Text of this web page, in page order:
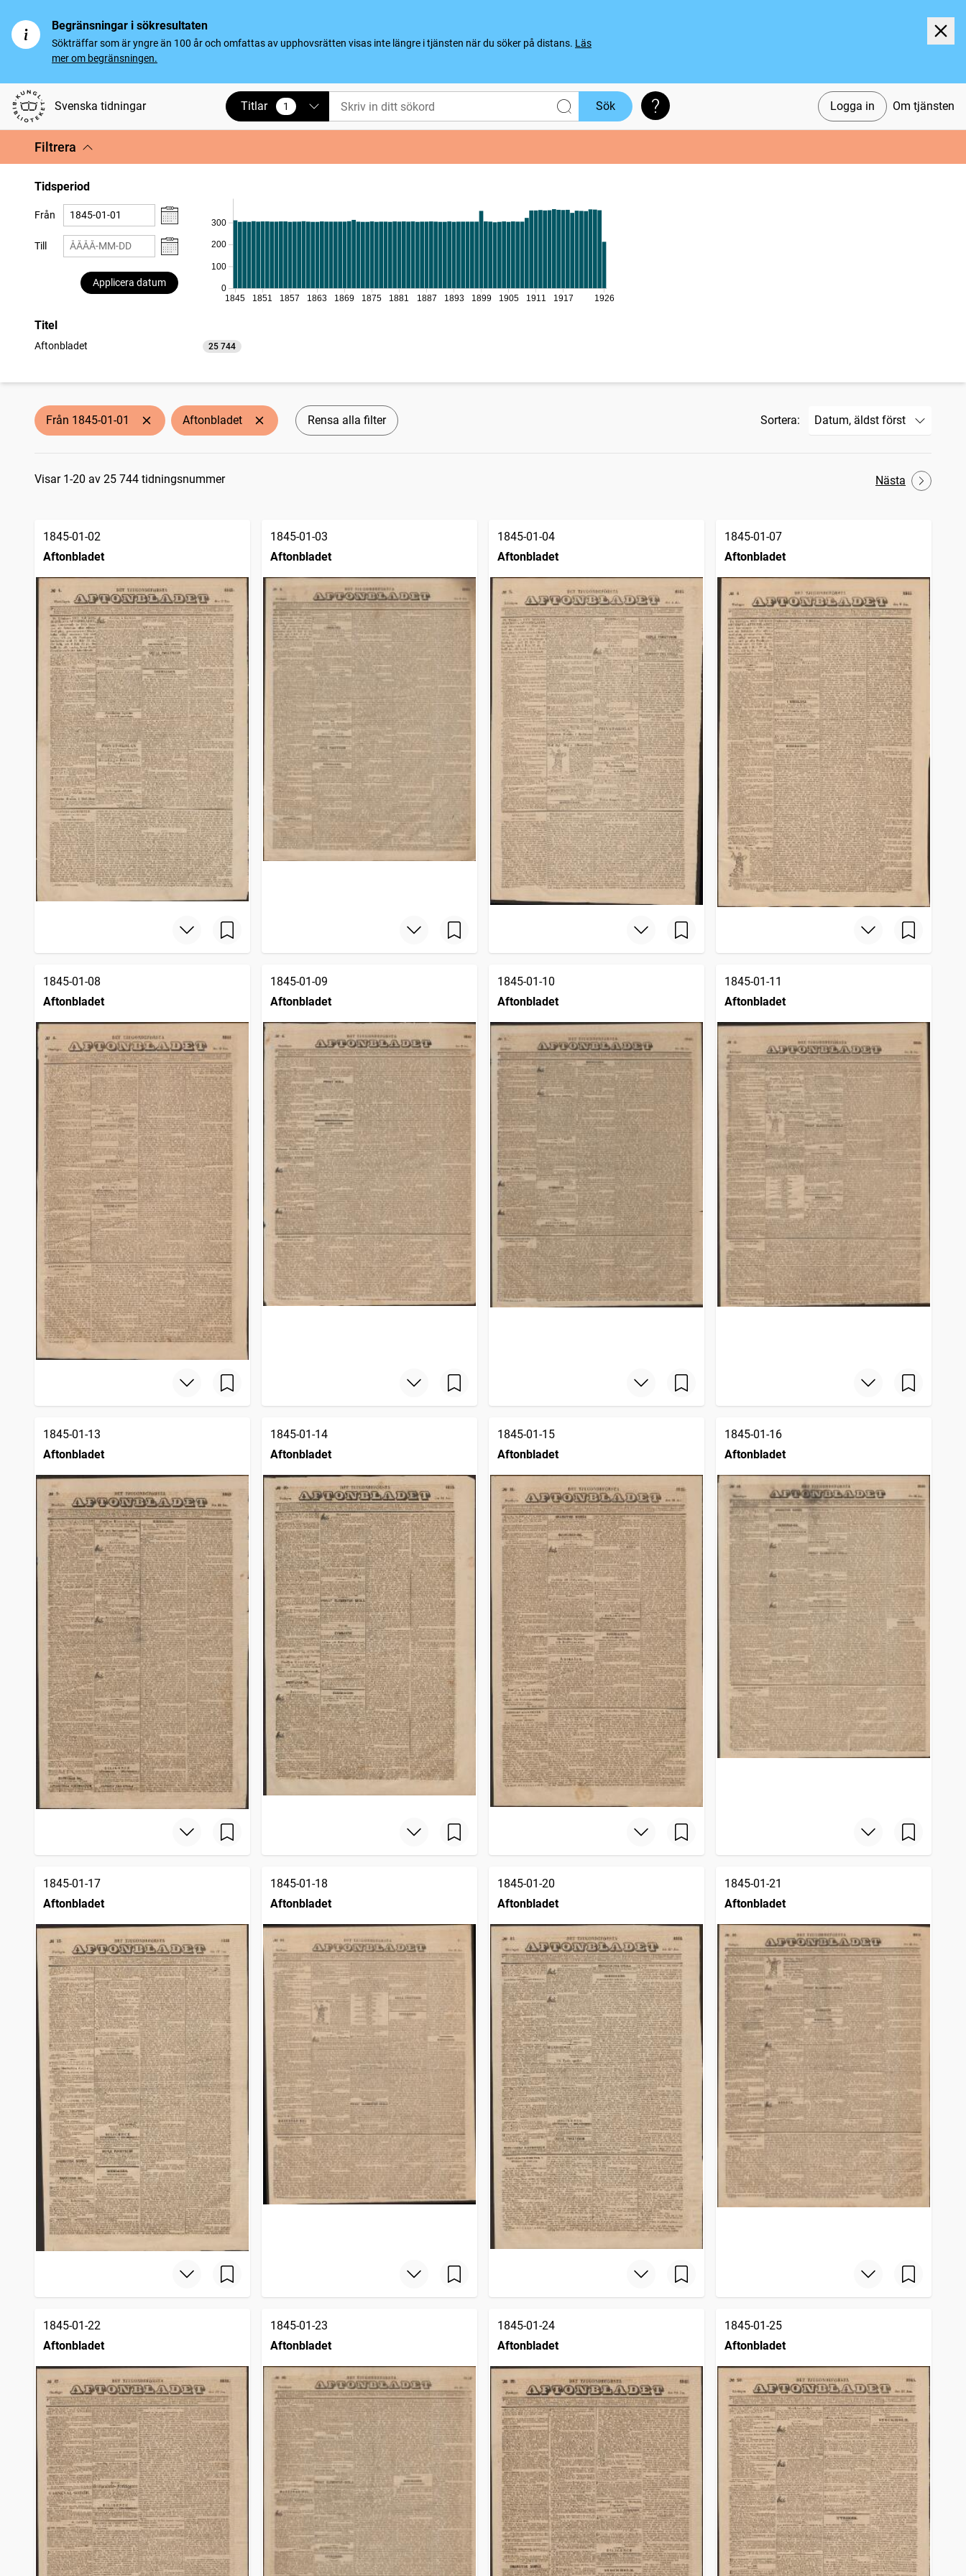
Begränsningar i sökresultaten
Sökträffar som är yngre än 100 år och omfattas av upphovsrätten visas inte längre i tjänsten när du söker på distans. Läs
mer om begränsningen.
Svenska tidningar Logga in Om tjänsten
Titlar 1
vald Sök Söktips
Filtrera
Tidsperiod
Från
Till
Applicera datum
0
100
200
300
1845 1851 1857 1863 1869 1875 1881 1887 1893 1899 1905 1911 1917 1926
Titel
Aftonbladet 25 744
träffar
Från 1845-01-01 Aftonbladet Rensa alla filter Sortera:
Sökresultat
Visar 1-20 av 25 744 tidningsnummer Nästa
1845-01-02
Aftonbladet
1845-01-03
Aftonbladet
1845-01-04
Aftonbladet
1845-01-07
Aftonbladet
1845-01-08
Aftonbladet
1845-01-09
Aftonbladet
1845-01-10
Aftonbladet
1845-01-11
Aftonbladet
1845-01-13
Aftonbladet
1845-01-14
Aftonbladet
1845-01-15
Aftonbladet
1845-01-16
Aftonbladet
1845-01-17
Aftonbladet
1845-01-18
Aftonbladet
1845-01-20
Aftonbladet
1845-01-21
Aftonbladet
1845-01-22
Aftonbladet
1845-01-23
Aftonbladet
1845-01-24
Aftonbladet
1845-01-25
Aftonbladet